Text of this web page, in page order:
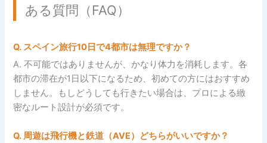
ある質問（FAQ）
Q. スペイン旅行10日で4都市は無理ですか？
A. 不可能ではありませんが、かなり体力を消耗します。各
都市の滞在が1日以下になるため、初めての方にはおすすめ
しません。もしどうしても行きたい場合は、プロによる緻
密なルート設計が必須です。
Q. 周遊は飛行機と鉄道（AVE）どちらがいいですか？